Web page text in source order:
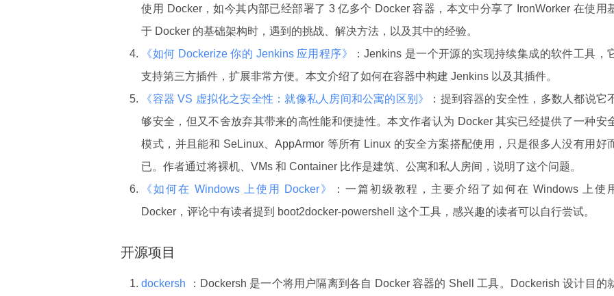
使用 Docker，如今其内部已经部署了 3 亿多个 Docker 容器，本文中分享了 IronWorker 在使用
于 Docker 的基础架构时，遇到的挑战、解决方法，以及其中的经验。
《如何 Dockerize 你的 Jenkins 应用程序》
：Jenkins 是一个开源的实现持续集成的软件工具，
支持第三方插件，扩展非常方便。本文介绍了如何在容器中构建 Jenkins 以及其插件。
《容器 VS 虚拟化之安全性：就像私人房间和公寓的区别》
：提到容器的安全性，多数人都说它
够安全，但又不舍放弃其带来的高性能和便捷性。本文作者认为 Docker 其实已经提供了一种安
模式，并且能和 SeLinux、AppArmor 等所有 Linux 的安全方案搭配使用，只是很多人没有用好
已。作者通过将裸机、VMs 和 Container 比作是建筑、公寓和私人房间，说明了这个问题。
《如何在 Windows 上使用 Docker》
：一篇初级教程，主要介绍了如何在 Windows 上使
Docker，评论中有读者提到 boot2docker-powershell 这个工具，感兴趣的读者可以自行尝试。
开源项目
dockersh
：Dockersh 是一个将用户隔离到各自 Docker 容器的 Shell 工具。Dockerish 设计目的